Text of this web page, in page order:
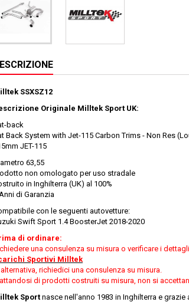
SSXSZ12
Originale Milltek Sport UK:
back
Back System with Jet-115 Carbon Trims - Non Res
JET-115
63,55
non omologato per uso stradale
in Inghilterra (UK) al 100%
di Garanzia
con le seguenti autovetture:
Swift Sport 1.4 BoosterJet 2018-2020
di ordinare:
una consulenza su misura o verificare i
Sportivi Milltek
richiedici una consulenza su misura.
di prodotti costruiti su misura, non si
Sport nasce nell'anno 1983 in Inghilterra e